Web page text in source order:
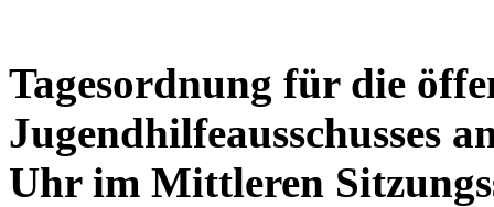
Tagesordnung für die
Jugendhilfeausschusses
Uhr im Mittleren